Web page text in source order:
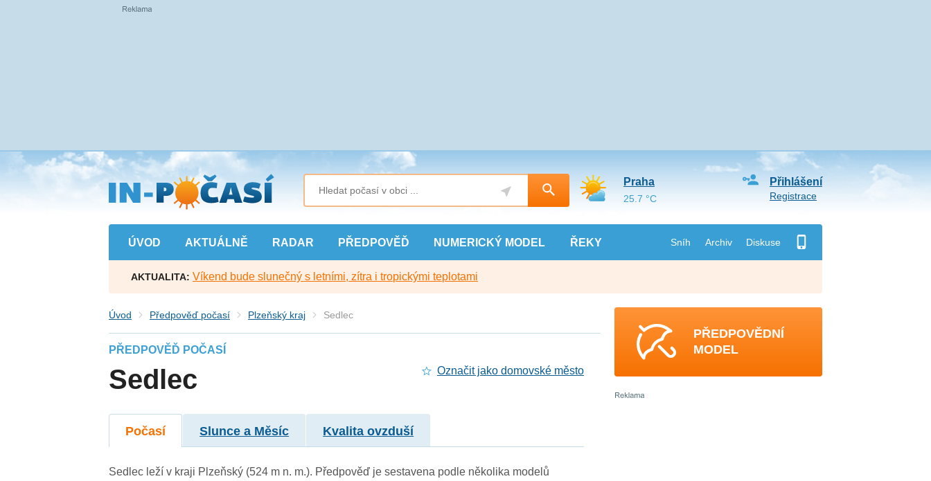
Přejít
na
hlavní
obsah
ÚVOD AKTUÁLNĚ RADAR PŘEDPOVĚĎ NUMERICKÝ MODEL ŘEKY Sníh Archiv Diskuse
Přihlášení
Registrace
Praha
25.7 °C
AKTUALITA: Víkend bude slunečný s letními, zítra i tropickými teplotami
Úvod Předpověď počasí Plzeňský kraj Sedlec
PŘEDPOVĚĎ POČASÍ
Sedlec Označit jako domovské město
Počasí Slunce a Měsíc Kvalita ovzduší
Sedlec leží v kraji Plzeňský (524 m n. m.). Předpověď je sestavena podle několika modelů
PŘEDPOVĚDNÍ
MODEL